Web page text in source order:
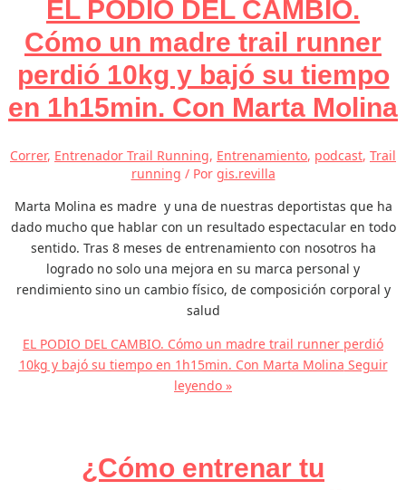
EL PODIO DEL CAMBIO.
Cómo un madre trail runner
perdió 10kg y bajó su tiempo
en 1h15min. Con Marta Molina
Correr, Entrenador Trail Running, Entrenamiento, podcast, Trail
running / Por gis.revilla
Marta Molina es madre y una de nuestras deportistas que ha
dado mucho que hablar con un resultado espectacular en todo
sentido. Tras 8 meses de entrenamiento con nosotros ha
logrado no solo una mejora en su marca personal y
rendimiento sino un cambio físico, de composición corporal y
salud
EL PODIO DEL CAMBIO. Cómo un madre trail runner perdió
10kg y bajó su tiempo en 1h15min. Con Marta Molina Seguir
leyendo »
¿Cómo entrenar tu